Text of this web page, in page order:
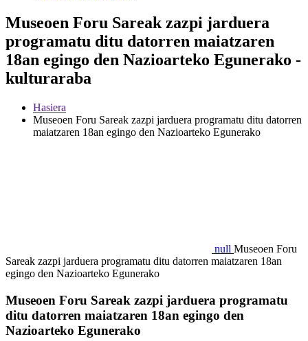
Museoen Foru Sareak zazpi jarduera
programatu ditu datorren maiatzaren
18an egingo den Nazioarteko Egunerako -
kulturaraba
Hasiera
Museoen Foru Sareak zazpi jarduera programatu ditu datorren
maiatzaren 18an egingo den Nazioarteko Egunerako
null Museoen Foru
Sareak zazpi jarduera programatu ditu datorren maiatzaren 18an
egingo den Nazioarteko Egunerako
Museoen Foru Sareak zazpi jarduera programatu
ditu datorren maiatzaren 18an egingo den
Nazioarteko Egunerako